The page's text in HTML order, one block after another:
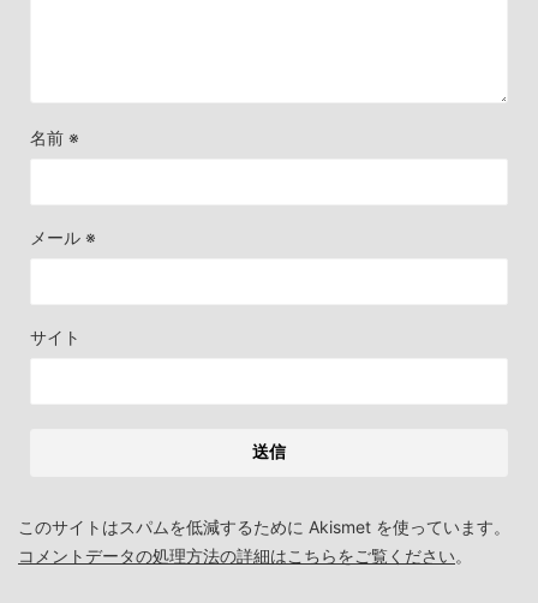
名前 ※
メール ※
サイト
このサイトはスパムを低減するために Akismet を使っています。
コメントデータの処理方法の詳細はこちらをご覧ください。